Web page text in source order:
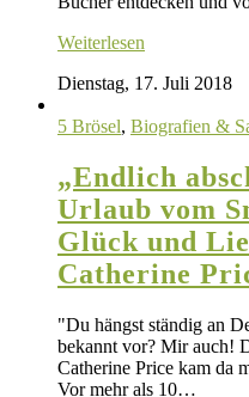
Weiterlesen
Dienstag, 17. Juli 2018
5 Brösel, Biografien &
„Endlich
Urlaub vom
Glück und
Catherine
"Du hängst ständig an
bekannt vor? Mir auch!
Catherine Price kam da
Vor mehr als 10…